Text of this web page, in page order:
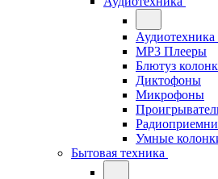
Аудиотехника
MP3 Плееры
Блютуз
Диктофоны
Микрофоны
Умные
Бытовая техника